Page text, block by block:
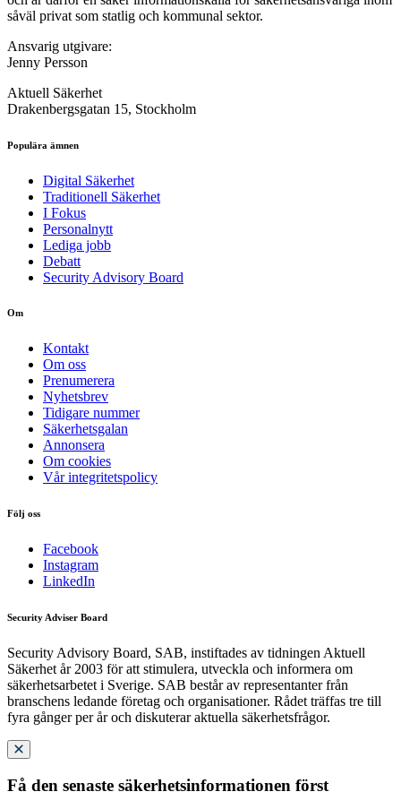
såväl privat som statlig och kommunal sektor.
Ansvarig utgivare:
Jenny Persson
Aktuell Säkerhet
Drakenbergsgatan 15, Stockholm
Populära ämnen
Digital Säkerhet
Traditionell Säkerhet
I Fokus
Personalnytt
Lediga jobb
Debatt
Security Advisory Board
Om
Kontakt
Om oss
Prenumerera
Nyhetsbrev
Tidigare nummer
Säkerhetsgalan
Annonsera
Om cookies
Vår integritetspolicy
Följ oss
Facebook
Instagram
LinkedIn
Security Adviser Board
Security Advisory Board, SAB, instiftades av tidningen Aktuell
Säkerhet år 2003 för att stimulera, utveckla och informera om
säkerhetsarbetet i Sverige. SAB består av representanter från
branschens ledande företag och organisationer. Rådet träffas tre till
fyra gånger per år och diskuterar aktuella säkerhetsfrågor.
Få den senaste säkerhetsinformationen först